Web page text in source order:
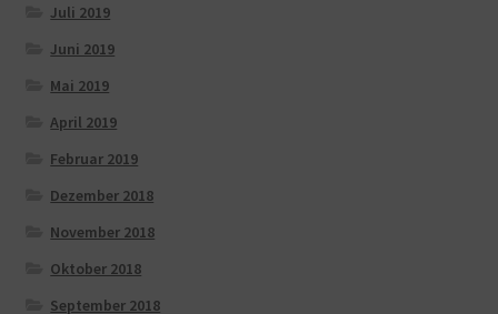
Juli 2019
Juni 2019
Mai 2019
April 2019
Februar 2019
Dezember 2018
November 2018
Oktober 2018
September 2018